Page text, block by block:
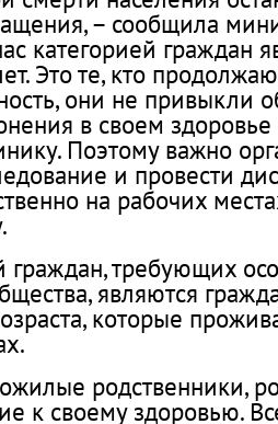
– сообщила
категорией граждан
Это те, кто
они не привыкли
в своем
Поэтому важно
и провести
на рабочих
граждан, требующих
являются
которые
родственники,
к своему здоровью.